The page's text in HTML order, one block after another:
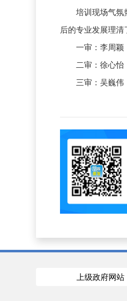
培训现场气氛热
后的专业发展理清
一审：李周颖
二审：徐心怡
三审：吴巍伟
上级政府网站